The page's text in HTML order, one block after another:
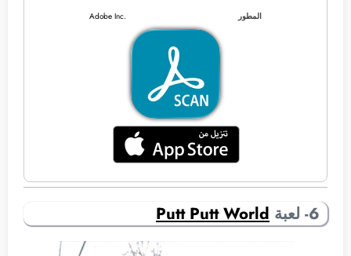
المطور Adobe Inc.
6- لعبة Putt Putt World